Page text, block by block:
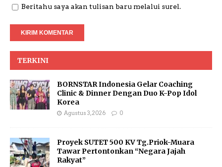
Beritahu saya akan tulisan baru melalui surel.
TERKINI
BORNSTAR Indonesia Gelar Coaching
Clinic & Dinner Dengan Duo K-Pop Idol
Korea
Agustus 3, 2026 0
Proyek SUTET 500 KV Tg.Priok-Muara
Tawar Pertontonkan “Negara Jajah
Rakyat”